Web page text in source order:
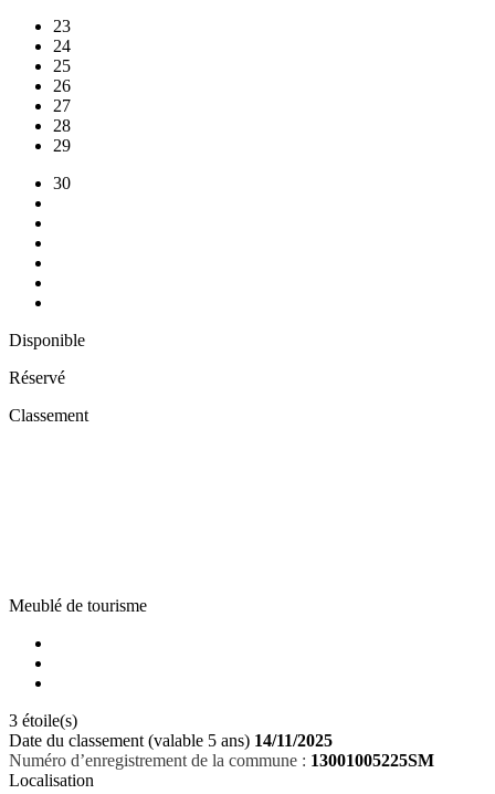
23
24
25
26
27
28
29
30
Disponible
Réservé
Classement
Meublé de tourisme
3 étoile(s)
Date du classement (valable 5 ans) 14/11/2025
Numéro d’enregistrement de la commune : 13001005225SM
Localisation